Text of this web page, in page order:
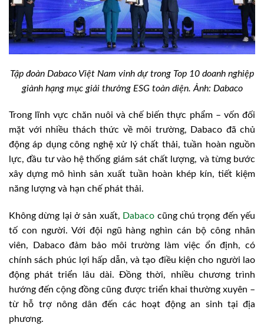
Tập đoàn Dabaco Việt Nam vinh dự trong Top 10 doanh nghiệp
giành hạng mục giải thưởng ESG toàn diện. Ảnh: Dabaco
Trong lĩnh vực chăn nuôi và chế biến thực phẩm – vốn đối
mặt với nhiều thách thức về môi trường, Dabaco đã chủ
động áp dụng công nghệ xử lý chất thải, tuần hoàn nguồn
lực, đầu tư vào hệ thống giám sát chất lượng, và từng bước
xây dựng mô hình sản xuất tuần hoàn khép kín, tiết kiệm
năng lượng và hạn chế phát thải.
Không dừng lại ở sản xuất, Dabaco cũng chú trọng đến yếu
tố con người. Với đội ngũ hàng nghìn cán bộ công nhân
viên, Dabaco đảm bảo môi trường làm việc ổn định, có
chính sách phúc lợi hấp dẫn, và tạo điều kiện cho người lao
động phát triển lâu dài. Đồng thời, nhiều chương trình
hướng đến cộng đồng cũng được triển khai thường xuyên –
từ hỗ trợ nông dân đến các hoạt động an sinh tại địa
phương.